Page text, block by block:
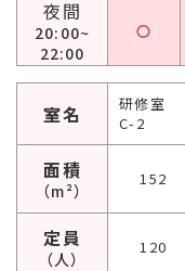
夜間
20:00~
22:00
〇
室名
研修室
C-2
面積
（m²）
152
定員
（人）
120